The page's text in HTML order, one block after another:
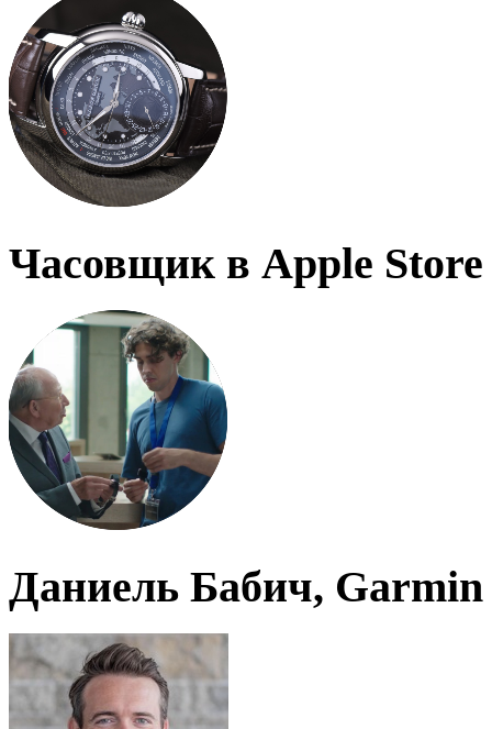
Часовщик в Apple Store
Даниель Бабич, Garmin